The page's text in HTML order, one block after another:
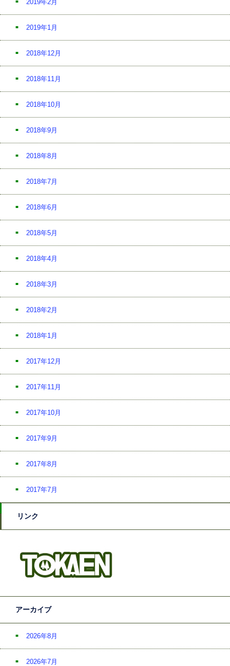
2019年2月
2019年1月
2018年12月
2018年11月
2018年10月
2018年9月
2018年8月
2018年7月
2018年6月
2018年5月
2018年4月
2018年3月
2018年2月
2018年1月
2017年12月
2017年11月
2017年10月
2017年9月
2017年8月
2017年7月
リンク
アーカイブ
2026年8月
2026年7月